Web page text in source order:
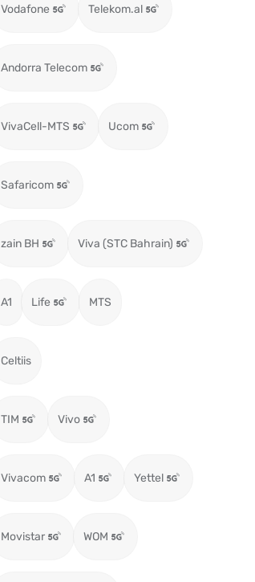
Vodafone Telekom.al
Andorra Telecom
VivaCell-MTS Ucom
Safaricom
zain BH Viva (STC Bahrain)
A1 Life MTS
Celtiis
TIM Vivo
Vivacom A1 Yettel
Movistar WOM